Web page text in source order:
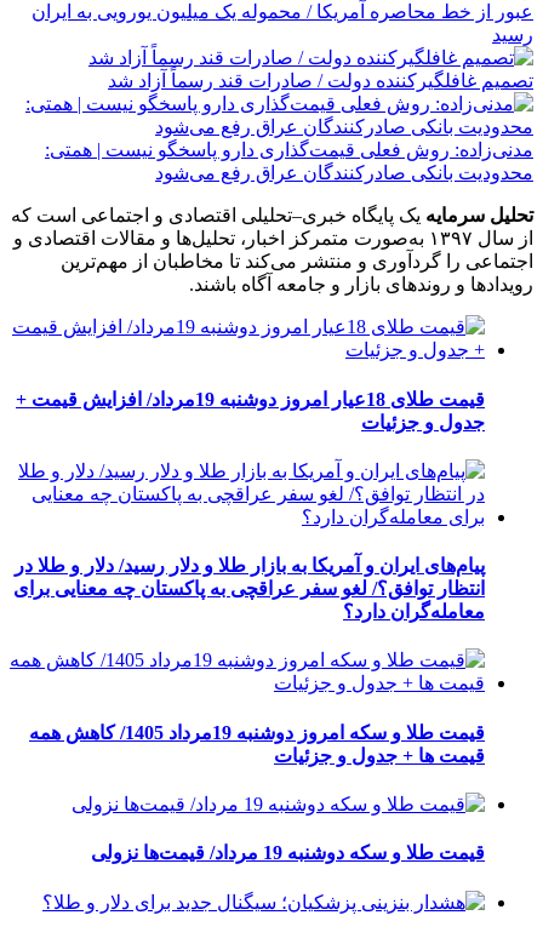
عبور از خط محاصره آمریکا / محموله یک میلیون یورویی به ایران
رسید
تصمیم غافلگیرکننده دولت / صادرات قند رسماً آزاد شد
مدنی‌زاده: روش فعلی قیمت‌گذاری دارو پاسخگو نیست | همتی:
محدودیت بانکی صادرکنندگان عراق رفع می‌شود
تحلیل سرمایه یک پایگاه خبری–تحلیلی اقتصادی و اجتماعی است که
از سال ۱۳۹۷ به‌صورت متمرکز اخبار، تحلیل‌ها و مقالات اقتصادی و
اجتماعی را گردآوری و منتشر می‌کند تا مخاطبان از مهم‌ترین
رویدادها و روندهای بازار و جامعه آگاه باشند.
قیمت طلای 18عیار امروز دوشنبه 19مرداد/ افزایش قیمت +
جدول و جزئیات
پیام‌های ایران و آمریکا به بازار طلا و دلار رسید/ دلار و طلا در
انتظار توافق؟/ لغو سفر عراقچی به پاکستان چه معنایی برای
معامله‌گران دارد؟
قیمت طلا و سکه امروز دوشنبه 19مرداد 1405/ کاهش همه
قیمت ها + جدول و جزئیات
قیمت طلا و سکه دوشنبه 19 مرداد/ قیمت‌ها نزولی